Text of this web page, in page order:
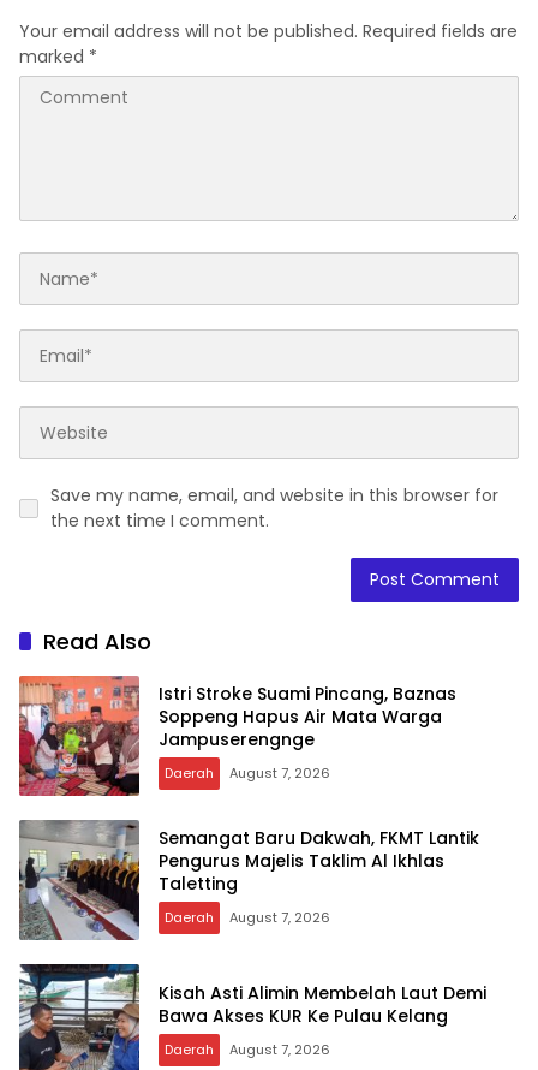
Your email address will not be published. Required fields are
marked *
Save my name, email, and website in this browser for
the next time I comment.
Read Also
Istri Stroke Suami Pincang, Baznas
Soppeng Hapus Air Mata Warga
Jampuserengnge
Daerah August 7, 2026
Semangat Baru Dakwah, FKMT Lantik
Pengurus Majelis Taklim Al Ikhlas
Taletting
Daerah August 7, 2026
Kisah Asti Alimin Membelah Laut Demi
Bawa Akses KUR Ke Pulau Kelang
Daerah August 7, 2026